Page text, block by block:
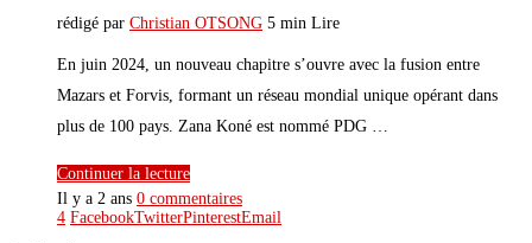
rédigé par Christian OTSONG 5 min Lire
En juin 2024, un nouveau chapitre s’ouvre avec la fusion entre
Mazars et Forvis, formant un réseau mondial unique opérant dans
plus de 100 pays. Zana Koné est nommé PDG …
Continuer la lecture
Il y a 2 ans 0 commentaires
4 FacebookTwitterPinterestEmail